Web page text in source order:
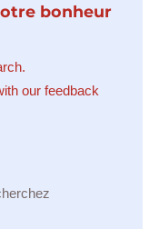
bonheur
our feedback